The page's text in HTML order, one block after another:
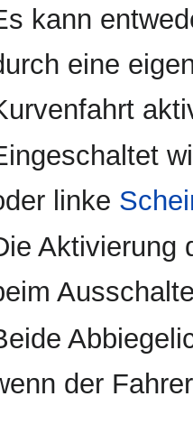
kann
eine
linke
Aktivierung
der